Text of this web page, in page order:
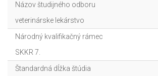
Názov študijného odboru
veterinárske lekárstvo
Národný kvalifikačný rámec
SKKR 7.
Štandardná dĺžka štúdia